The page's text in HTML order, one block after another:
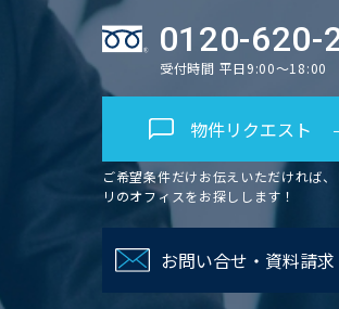
0120-620-
受付時間 平日9:00～18:00
物件リクエスト
ご希望条件だけお伝えいただければ、
リのオフィスをお探しします！
お問い合せ・資料請求